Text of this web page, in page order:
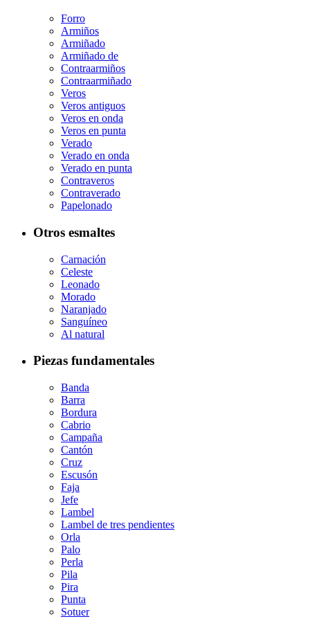
Forro
Armiños
Armiñado
Armiñado de
Contraarmiños
Contraarmiñado
Veros
Veros antiguos
Veros en onda
Veros en punta
Verado
Verado en onda
Verado en punta
Contraveros
Contraverado
Papelonado
Otros esmaltes
Carnación
Celeste
Leonado
Morado
Naranjado
Sanguíneo
Al natural
Piezas fundamentales
Banda
Barra
Bordura
Cabrio
Campaña
Cantón
Cruz
Escusón
Faja
Jefe
Lambel
Lambel de tres pendientes
Orla
Palo
Perla
Pila
Pira
Punta
Sotuer